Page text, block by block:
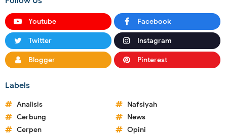
Youtube Facebook
Twitter Instagram
Blogger Pinterest
Labels
Analisis
Cerbung
Cerpen
Nafsiyah
News
Opini